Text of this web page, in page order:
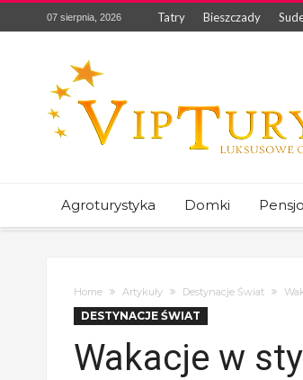
07 sierpnia, 2026 Tatry Bieszczady
Agroturystyka Domki
Home Artykuły Destynacje Świat
DESTYNACJE ŚWIAT
Wakacje w